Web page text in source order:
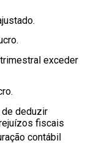
exceder
deduzir
fiscais
contábil